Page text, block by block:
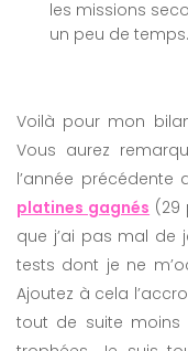
les missions
un peu de temps.
Voilà pour mon
Vous aurez
l’année précédente
platines gagnés (29
que j’ai pas mal de
tests dont je ne
Ajoutez à cela
tout de suite